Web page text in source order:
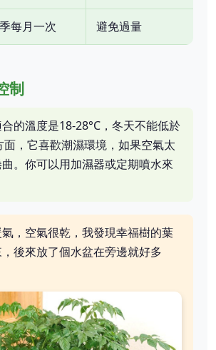
每月一次 避免過量
制
的溫度是18-28°C，冬天不能低於
面，它喜歡潮濕環境，如果空氣太
。你可以用加濕器或定期噴水來
，空氣很乾，我發現幸福樹的葉
後來放了個水盆在旁邊就好多